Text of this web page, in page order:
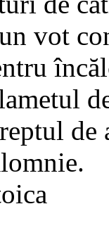
vot
de